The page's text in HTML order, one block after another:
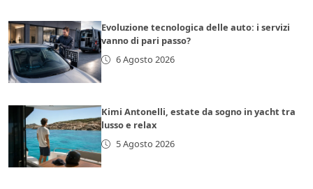
Evoluzione tecnologica delle auto: i servizi
vanno di pari passo?
6 Agosto 2026
Kimi Antonelli, estate da sogno in yacht tra
lusso e relax
5 Agosto 2026